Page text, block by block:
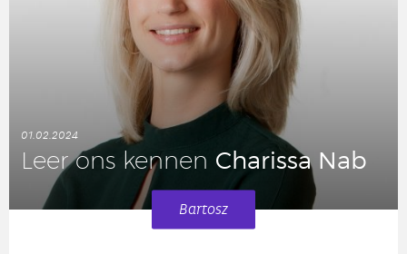
Leer ons kennen Cha­ris­sa Nab
01.02.2024
Bartosz